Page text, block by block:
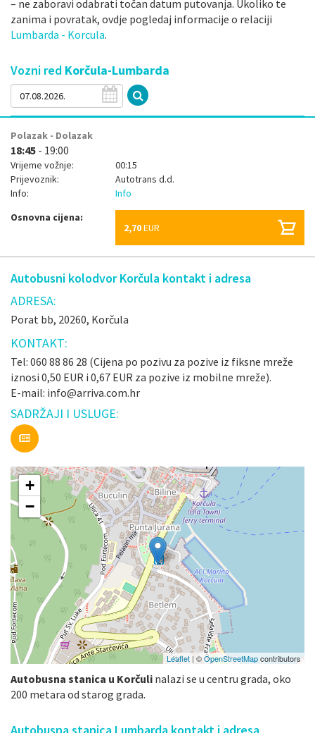
– ne zaboravi odabrati točan datum putovanja. Ukoliko te
zanima i povratak, ovdje pogledaj informacije o relaciji
Lumbarda - Korcula.
Vozni red Korčula-Lumbarda
Polazak - Dolazak
18:45 - 19:00
Vrijeme vožnje:
00:15
Prijevoznik:
Autotrans d.d.
Info:
Info
Osnovna cijena:
2,70EUR
Autobusni kolodvor Korčula kontakt i adresa
ADRESA:
Porat bb, 20260, Korčula
KONTAKT:
Tel: 060 88 86 28 (Cijena po pozivu za pozive iz fiksne mreže
iznosi 0,50 EUR i 0,67 EUR za pozive iz mobilne mreže).
E-mail: info@arriva.com.hr
SADRŽAJI I USLUGE:
+
−
Leaflet | ©OpenStreetMapcontributors
Autobusna stanica u Korčuli nalazi se u centru grada, oko
200 metara od starog grada.